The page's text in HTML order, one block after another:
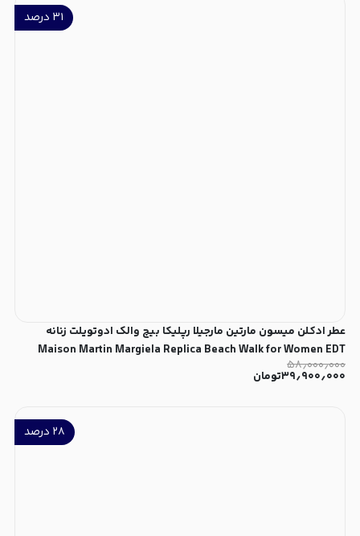
۳۱ درصد
عطر ادکلن میسون مارتین مارجیلا رپلیکا بیچ والک ادوتویلت زنانه
Maison Martin Margiela Replica Beach Walk for Women EDT
۵۸٫۰۰۰٫۰۰۰
۳۹٫۹۰۰٫۰۰۰تومان
۲۸ درصد